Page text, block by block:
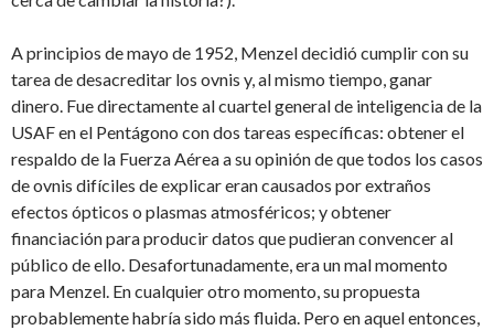
A principios de mayo de 1952, Menzel decidió cumplir con su
tarea de desacreditar los ovnis y, al mismo tiempo, ganar
dinero. Fue directamente al cuartel general de inteligencia de la
USAF en el Pentágono con dos tareas específicas: obtener el
respaldo de la Fuerza Aérea a su opinión de que todos los casos
de ovnis difíciles de explicar eran causados por extraños
efectos ópticos o plasmas atmosféricos; y obtener
financiación para producir datos que pudieran convencer al
público de ello. Desafortunadamente, era un mal momento
para Menzel. En cualquier otro momento, su propuesta
probablemente habría sido más fluida. Pero en aquel entonces,